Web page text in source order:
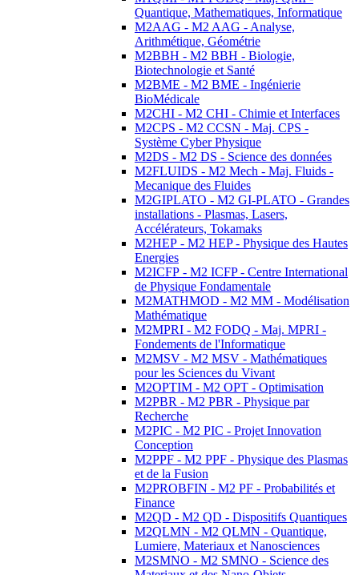
Quantique, Mathematiques, Informatique
M2AAG - M2 AAG - Analyse,
Arithmétique, Géométrie
M2BBH - M2 BBH - Biologie,
Biotechnologie et Santé
M2BME - M2 BME - Ingénierie
BioMédicale
M2CHI - M2 CHI - Chimie et Interfaces
M2CPS - M2 CCSN - Maj. CPS -
Système Cyber Physique
M2DS - M2 DS - Science des données
M2FLUIDS - M2 Mech - Maj. Fluids -
Mecanique des Fluides
M2GIPLATO - M2 GI-PLATO - Grandes
installations - Plasmas, Lasers,
Accélérateurs, Tokamaks
M2HEP - M2 HEP - Physique des Hautes
Energies
M2ICFP - M2 ICFP - Centre International
de Physique Fondamentale
M2MATHMOD - M2 MM - Modélisation
Mathématique
M2MPRI - M2 FODQ - Maj. MPRI -
Fondements de l'Informatique
M2MSV - M2 MSV - Mathématiques
pour les Sciences du Vivant
M2OPTIM - M2 OPT - Optimisation
M2PBR - M2 PBR - Physique par
Recherche
M2PIC - M2 PIC - Projet Innovation
Conception
M2PPF - M2 PPF - Physique des Plasmas
et de la Fusion
M2PROBFIN - M2 PF - Probabilités et
Finance
M2QD - M2 QD - Dispositifs Quantiques
M2QLMN - M2 QLMN - Quantique,
Lumiere, Materiaux et Nanosciences
M2SMNO - M2 SMNO - Science des